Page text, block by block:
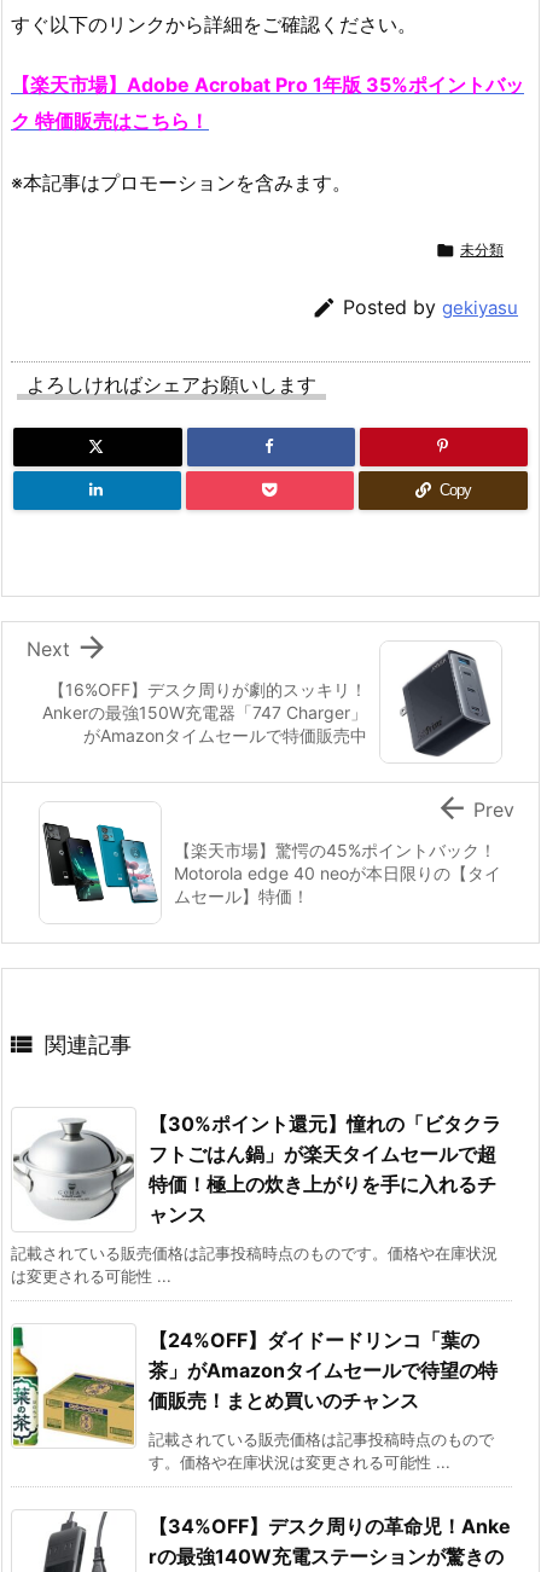
すぐ以下のリンクから詳細をご確認ください。
【楽天市場】Adobe Acrobat Pro 1年版 35%ポイントバッ
ク 特価販売はこちら！
※本記事はプロモーションを含みます。
 未分類
 Posted by gekiyasu
よろしければシェアお願いします
Copy
【16%OFF】デスク周りが劇的スッキリ！
Ankerの最強150W充電器「747 Charger」
がAmazonタイムセールで特価販売中

Next
【楽天市場】驚愕の45%ポイントバック！
Motorola edge 40 neoが本日限りの【タイ
ムセール】特価！
 Prev
 関連記事
【30%ポイント還元】憧れの「ビタクラ
フトごはん鍋」が楽天タイムセールで超
特価！極上の炊き上がりを手に入れるチ
ャンス
記載されている販売価格は記事投稿時点のものです。価格や在庫状況
は変更される可能性 ...
【24%OFF】ダイドードリンコ「葉の
茶」がAmazonタイムセールで待望の特
価販売！まとめ買いのチャンス
記載されている販売価格は記事投稿時点のもので
す。価格や在庫状況は変更される可能性 ...
【34%OFF】デスク周りの革命児！Anke
rの最強140W充電ステーションが驚きの